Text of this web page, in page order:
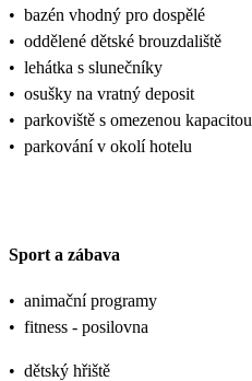
• bazén vhodný pro dospělé
• oddělené dětské brouzdaliště
• lehátka s slunečníky
• osušky na vratný deposit
• parkoviště s omezenou kapacitou
• parkování v okolí hotelu
Sport a zábava
• animační programy
• fitness - posilovna
• dětský hřiště